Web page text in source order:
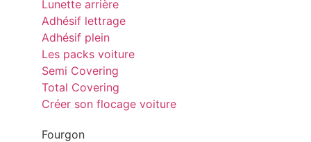
Lunette arrière
Adhésif lettrage
Adhésif plein
Les packs voiture
Semi Covering
Total Covering
Créer son flocage voiture
Fourgon